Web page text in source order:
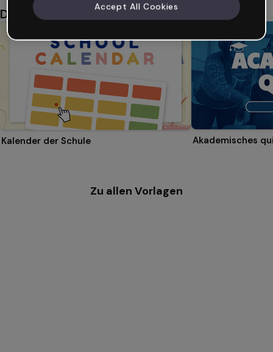
Das könnte dir auch gefallen
Kalender der Schule Akademisches
Zu allen Vorlagen
Accept All Cookies